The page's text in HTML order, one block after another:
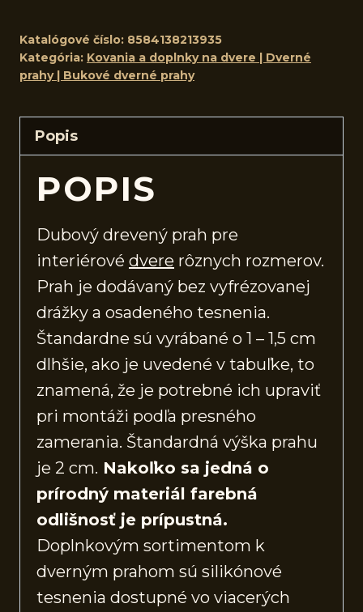
Katalógové číslo: 8584138213935
Kategória: Kovania a doplnky na dvere | Dverné
prahy | Bukové dverné prahy
Popis
POPIS
Dubový drevený prah pre
interiérové dvere rôznych rozmerov.
Prah je dodávaný bez vyfrézovanej
drážky a osadeného tesnenia.
Štandardne sú vyrábané o 1 – 1,5 cm
dlhšie, ako je uvedené v tabuľke, to
znamená, že je potrebné ich upraviť
pri montáži podľa presného
zamerania. Štandardná výška prahu
je 2 cm. Nakoľko sa jedná o
prírodný materiál farebná
odlišnosť je prípustná.
Doplnkovým sortimentom k
dverným prahom sú silikónové
tesnenia dostupné vo viacerých